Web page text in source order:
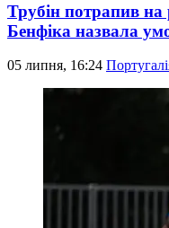
Трубін потрапив
Бенфіка назвала
05 липня, 16:24